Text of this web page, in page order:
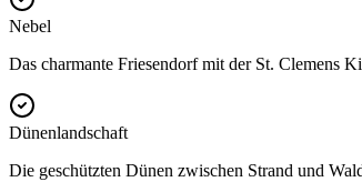
Nebel
Das charmante Friesendorf mit der St. Clemens
Dünenlandschaft
Die geschützten Dünen zwischen Strand und